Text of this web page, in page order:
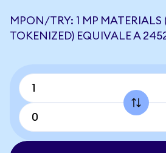
MPON/TRY: 1 MP MATERIALS
TOKENIZED) EQUIVALE A